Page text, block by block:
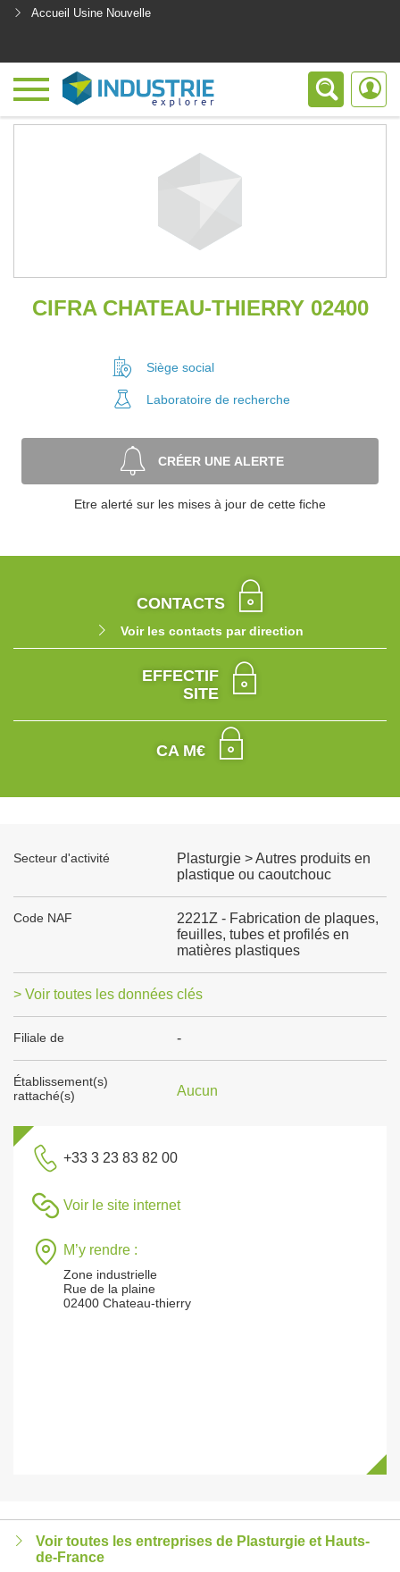
Accueil Usine Nouvelle
CIFRA CHATEAU-THIERRY 02400
Siège social
Laboratoire de recherche
CRÉER UNE ALERTE
Etre alerté sur les mises à jour de cette fiche
CONTACTS
Voir les contacts par direction
EFFECTIF
SITE
CA M€
Secteur d'activité
Plasturgie > Autres produits en
plastique ou caoutchouc
Code NAF
2221Z - Fabrication de plaques,
feuilles, tubes et profilés en
matières plastiques
> Voir toutes les données clés
Filiale de -
Établissement(s)
rattaché(s)
Aucun
+33 3 23 83 82 00
Voir le site internet
M’y rendre :
Zone industrielle
Rue de la plaine
02400 Chateau-thierry
Voir toutes les entreprises de Plasturgie et Hauts-
de-France